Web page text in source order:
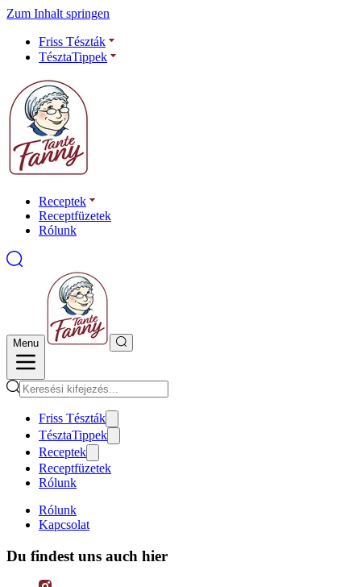
Zum Inhalt springen
Friss Tészták
TésztaTippek
Receptek
Receptfüzetek
Rólunk
Menu
Friss Tészták
TésztaTippek
Receptek
Receptfüzetek
Rólunk
Rólunk
Kapcsolat
Du findest uns auch hier